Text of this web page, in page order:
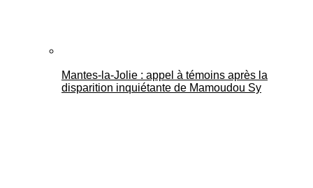
Mantes-la-Jolie : appel à témoins après la
disparition inquiétante de Mamoudou Sy